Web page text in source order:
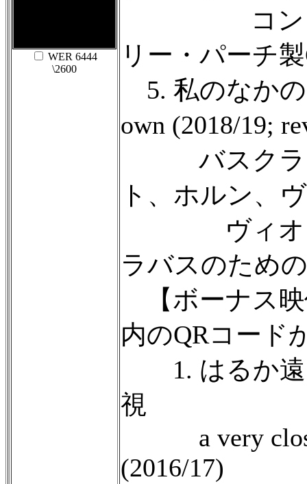
WER 6444
\2600
コントラ
リー・パーチ
5. 私のなかの
own (2018/19;
バスクラリ
ト、ホルン、
ヴィオラ
ラバスのための
【ボーナス
内のQRコード
1. はるか遠
視
a very close
(2016/17)